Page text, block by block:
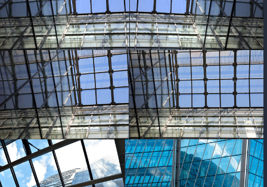
photo photo
photo photo